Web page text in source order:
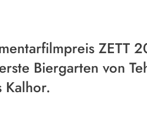
ZETT
Biergarten von
Kalhor.